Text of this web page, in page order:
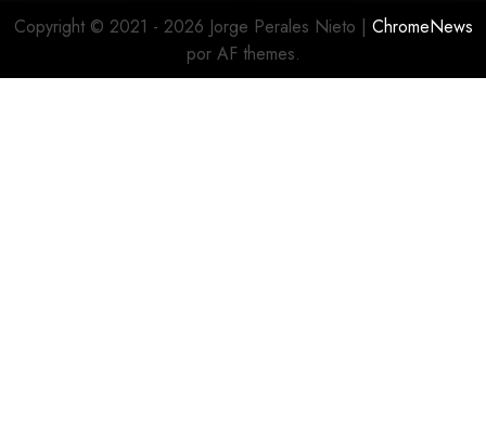
Copyright © 2021 - 2026 Jorge Perales Nieto | ChromeNews
por AF themes.